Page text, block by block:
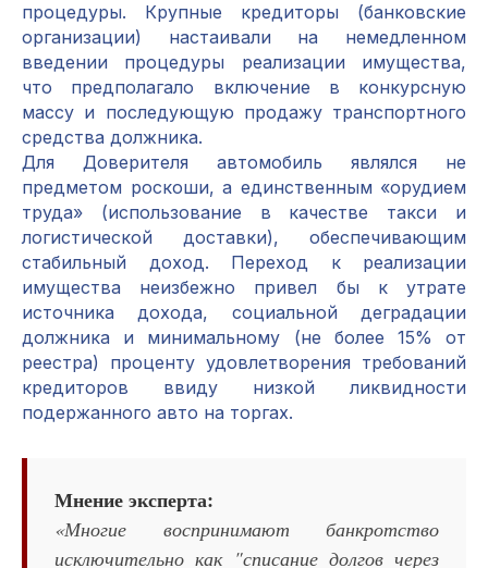
процедуры. Крупные кредиторы (банковские
организации) настаивали на немедленном
введении процедуры реализации имущества,
что предполагало включение в конкурсную
массу и последующую продажу транспортного
средства должника.
Для Доверителя автомобиль являлся не
предметом роскоши, а единственным «орудием
труда» (использование в качестве такси и
логистической доставки), обеспечивающим
стабильный доход. Переход к реализации
имущества неизбежно привел бы к утрате
источника дохода, социальной деградации
должника и минимальному (не более 15% от
реестра) проценту удовлетворения требований
кредиторов ввиду низкой ликвидности
подержанного авто на торгах.
Мнение эксперта:
«Многие воспринимают банкротство
исключительно как "списание долгов через